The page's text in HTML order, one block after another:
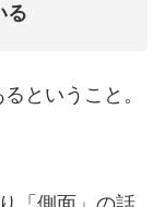
る
ということ。